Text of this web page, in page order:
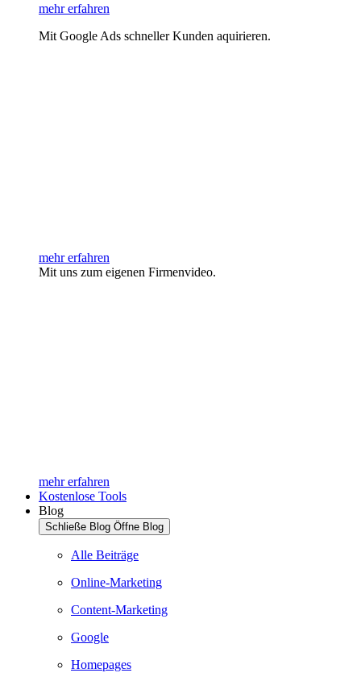
mehr erfahren
Mit Google Ads schneller Kunden aquirieren.
mehr erfahren
Mit uns zum eigenen Firmenvideo.
mehr erfahren
Kostenlose Tools
Blog
Schließe Blog Öffne Blog
Alle Beiträge
Online-Marketing
Content-Marketing
Google
Homepages